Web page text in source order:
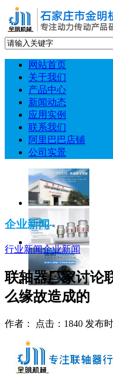
网站首页
关于我们
产品中心
新闻动态
应用实例
联系我们
阿里巴巴店铺
公司实景
企业新闻
行业新闻企业新闻
联轴器厂家讨论
么缘故造成的
作者： 点击：1840 发布